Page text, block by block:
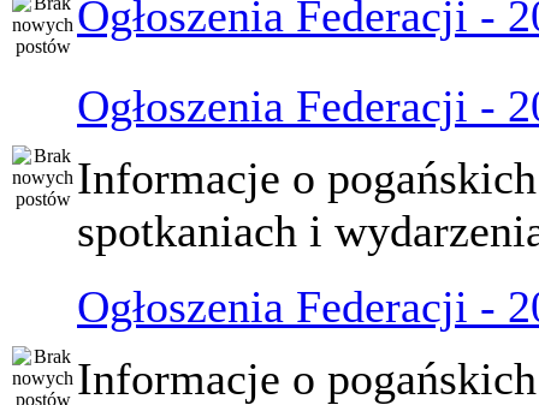
Ogłoszenia Federacji -
Ogłoszenia Federacji -
Informacje o pogańskich
spotkaniach i
Ogłoszenia Federacji -
Informacje o pogańskich